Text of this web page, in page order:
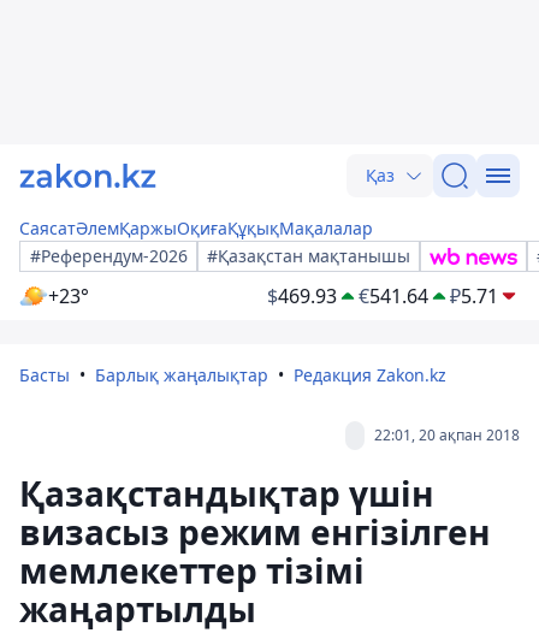
Қаз
СаясатӘлемҚаржыОқиғаҚұқықМақалалар
#Референдум-2026
#Қазақстан мақтанышы
+23° $469.93 €541.64 ₽5.71
Басты Барлық жаңалықтар Редакция Zakon.kz
22:01, 20 ақпан 2018
Қазақстандықтар үшін
визасыз режим енгізілген
мемлекеттер тізімі
жаңартылды